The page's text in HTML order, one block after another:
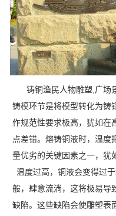
铸铜渔民人物雕塑,广场
铸模环节是将模型转化为铸
作规范性要求极高，犹如在
点差错。熔铸铜液时，温度
量优劣的关键因素之一，犹
温度过高，铜液会变得过
般，肆意流淌，这将极易导
缺陷。这些缺陷会使雕塑表